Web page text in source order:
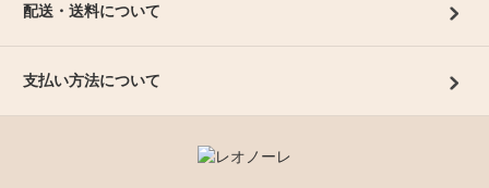
配送・送料について
支払い方法について